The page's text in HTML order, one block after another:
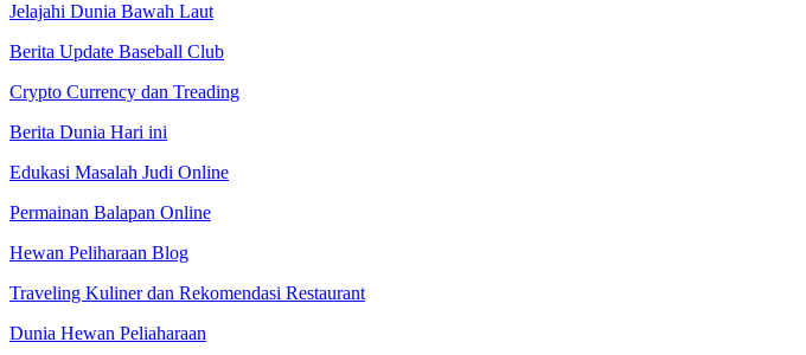
Jelajahi Dunia Bawah Laut
Berita Update Baseball Club
Crypto Currency dan Treading
Berita Dunia Hari ini
Edukasi Masalah Judi Online
Permainan Balapan Online
Hewan Peliharaan Blog
Traveling Kuliner dan Rekomendasi Restaurant
Dunia Hewan Peliaharaan